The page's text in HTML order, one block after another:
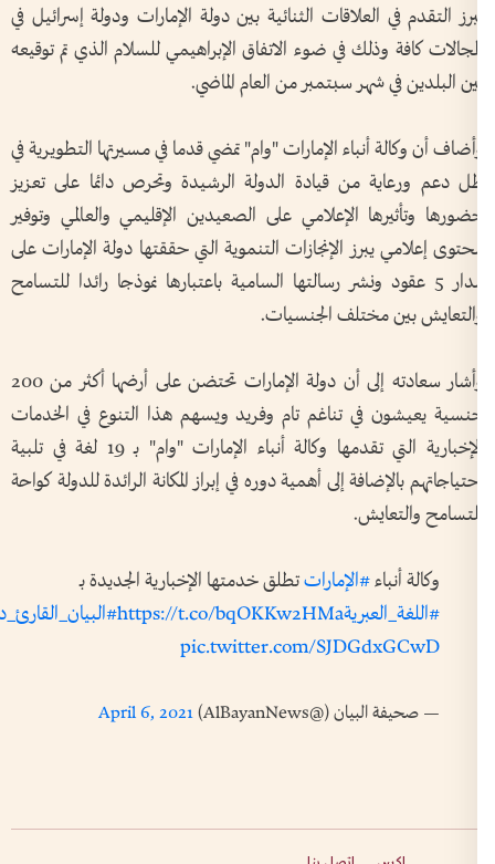
التقدم في العلاقات الثنائية بين دولة الإمارات ودولة إسرائيل في
كافة وذلك في ضوء الاتفاق الإبراهيمي للسلام الذي تم توقيعه
البلدين في شهر سبتمبر من العام الماضي.
أن وكالة أنباء الإمارات "وام" تمضي قدما في مسيرتها التطويرية في
دعم ورعاية من قيادة الدولة الرشيدة وتحرص دائما على تعزيز
وتأثيرها الإعلامي على الصعيدين الإقليمي والعالمي وتوفير
إعلامي يبرز الإنجازات التنموية التي حققتها دولة الإمارات على
مدار 5 عقود ونشر رسالتها السامية باعتبارها نموذجا رائدا للتسامح
بين مختلف الجنسيات.
وأشار سعادته إلى أن دولة الإمارات تحتضن على أرضها أكثر من 200
يعيشون في تناغم تام وفريد ويسهم هذا التنوع في الخدمات
الإخبارية التي تقدمها وكالة أنباء الإمارات "وام" بـ 19 لغة في تلبية
بالإضافة إلى أهمية دوره في إبراز المكانة الرائدة للدولة كواحة
والتعايش.
وكالة أنباء#الإماراتتطلق خدمتها الإخبارية الجديدة بـ
#اللغة_العبريةhttps://t.co/bqOKKw2HMa#البيان_القارئ_دائما
pic.twitter.com/SJDGdxGCwD
— صحيفة البيان (@AlBayanNews) April 6, 2021